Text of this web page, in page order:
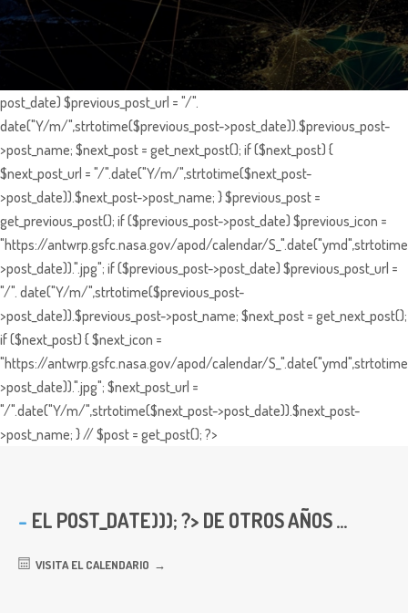
post_date) $previous_post_url = "/".
date("Y/m/",strtotime($previous_post->post_date)).$previous_post-
>post_name; $next_post = get_next_post(); if ($next_post) {
$next_post_url = "/".date("Y/m/",strtotime($next_post-
>post_date)).$next_post->post_name; } $previous_post =
get_previous_post(); if ($previous_post->post_date) $previous_icon =
"https://antwrp.gsfc.nasa.gov/apod/calendar/
>post_date)).".jpg"; if ($previous_post->post_date) $previous_post_url =
"/". date("Y/m/",strtotime($previous_post-
>post_date)).$previous_post->post_name; $next_post = get_next_post();
if ($next_post) { $next_icon =
"https://antwrp.gsfc.nasa.gov/apod/calendar/
>post_date)).".jpg"; $next_post_url =
"/".date("Y/m/",strtotime($next_post->post_date)).$next_post-
>post_name; } // $post = get_post(); ?>
EL POST_DATE))); ?> DE OTROS AÑOS ...
VISITA EL CALENDARIO